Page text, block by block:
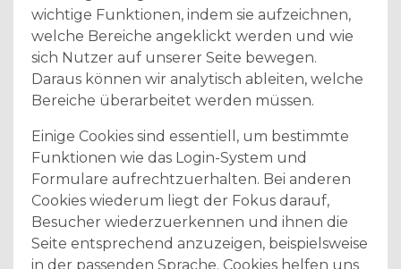
wichtige Funktionen, indem sie aufzeichnen,
welche Bereiche angeklickt werden und wie
sich Nutzer auf unserer Seite bewegen.
Daraus können wir analytisch ableiten, welche
Bereiche überarbeitet werden müssen.
Einige Cookies sind essentiell, um bestimmte
Funktionen wie das Login-System und
Formulare aufrechtzuerhalten. Bei anderen
Cookies wiederum liegt der Fokus darauf,
Besucher wiederzuerkennen und ihnen die
Seite entsprechend anzuzeigen, beispielsweise
in der passenden Sprache. Cookies helfen uns